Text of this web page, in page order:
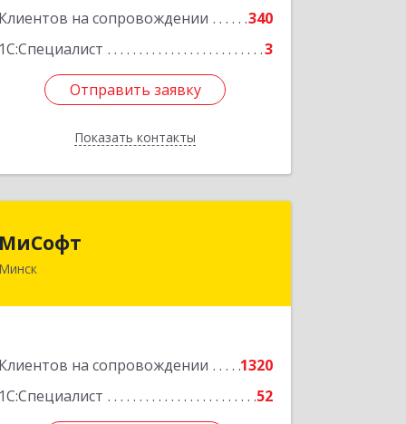
Клиентов на сопровождении
340
1С:Специалист
3
Отправить заявку
Показать контакты
Отправить заявку
Назад
МиСофт
Минск
Клиентов на сопровождении
1320
1С:Специалист
52